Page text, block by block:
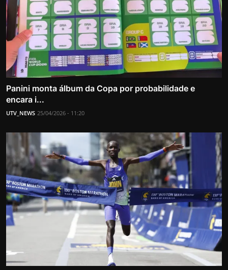
Panini monta álbum da Copa por probabilidade e
encara i...
UTV_NEWS 25/04/2026 - 11:20